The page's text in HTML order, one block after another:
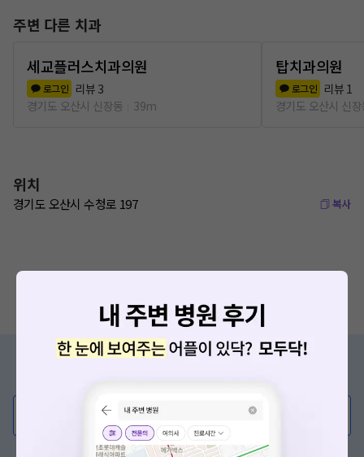
주변 다른 치과
세교플러스치과의원
로그인 리뷰 3
경기도 오산시 신장동
39m
탑치과의원
로그인 리뷰 1
경기도 오산시 신
위치
경기도 오산시 수청로 197 복사
💬 무엇이든 물어보세요
혹은, 의료상담 서비스에 다양한 게시글 보러가기